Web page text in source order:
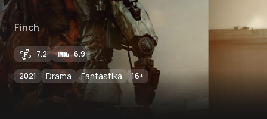
Finch
7.2 6.9
2021 Drama Fantastika 16+